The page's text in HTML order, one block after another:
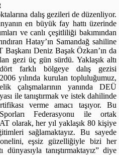
dalış gezileri de düzenliyor.
en büyük fay hattı üzerinde
ve canlı çeşitliliği bakımından
Hatay’ın Samandağ sahiline
Deniz Başak Özkan’ın da
gezi üç gün sürdü. Yaklaşık altı
farklı bölgeye dalış gezisi
yılında kurulan topluluğumuz,
çalışmalarının yanında DEÜ
ile tanıştırmak ve istek dahilinde
verme amacı taşıyor. Bu
Federasyonu ile ortak
olarak, her yıl yaklaşık 80 kişiye
sağlamaktayız. Bu sayede
eşsiz güzelliğiyle bizi her
dünyasıyla tanıştırmaktayız” diye